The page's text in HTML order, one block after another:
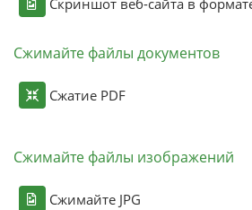
Скриншот веб-сайта в
Сжимайте файлы документов
Сжатие PDF
Сжимайте файлы изображений
Сжимайте JPG